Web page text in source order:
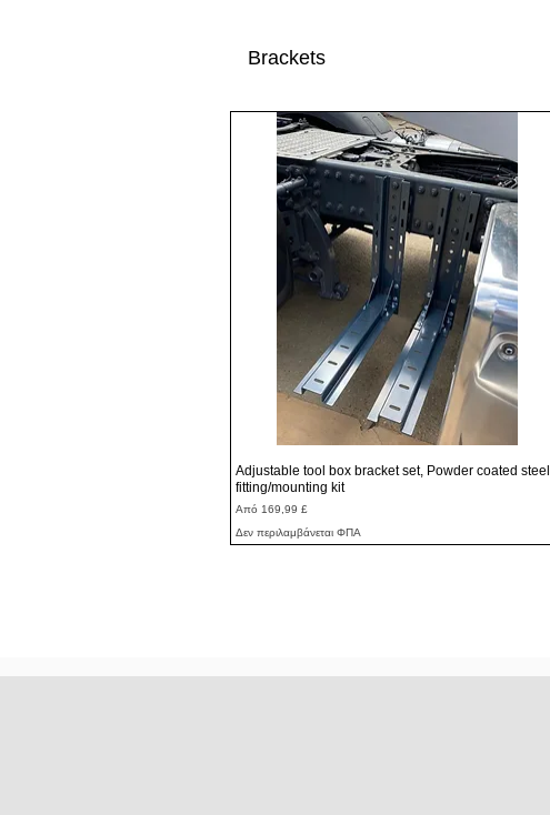
Brackets
Γρήγορη προβολή
Adjustable tool box bracket set, Powder coated steel
fitting/mounting kit
Από 169,99 £
Τιμή Έκπτωσης
Δεν περιλαμβάνεται ΦΠΑ